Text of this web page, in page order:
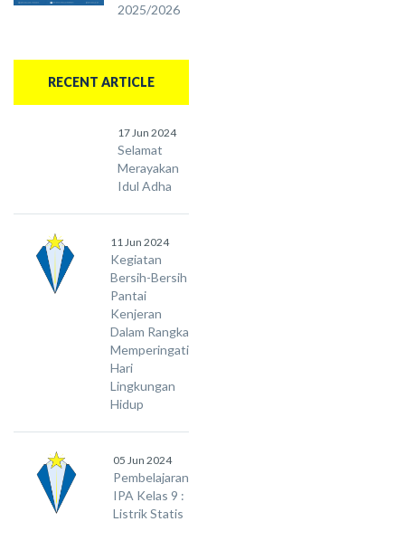
2025/2026
RECENT ARTICLE
17 Jun 2024
Selamat
Merayakan
Idul Adha
11 Jun 2024
Kegiatan
Bersih-Bersih
Pantai
Kenjeran
Dalam Rangka
Memperingati
Hari
Lingkungan
Hidup
05 Jun 2024
Pembelajaran
IPA Kelas 9 :
Listrik Statis